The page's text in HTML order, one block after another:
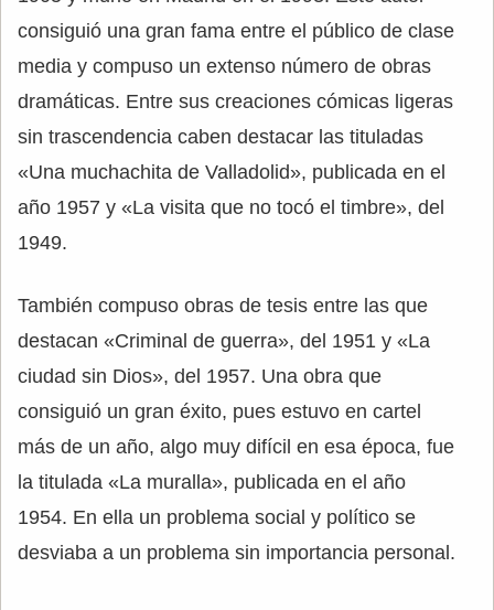
consiguió una gran fama entre el público de clase
media y compuso un extenso número de obras
dramáticas. Entre sus creaciones cómicas ligeras
sin trascendencia caben destacar las tituladas
«Una muchachita de Valladolid», publicada en el
año 1957 y «La visita que no tocó el timbre», del
1949.
También compuso obras de tesis entre las que
destacan «Criminal de guerra», del 1951 y «La
ciudad sin Dios», del 1957. Una obra que
consiguió un gran éxito, pues estuvo en cartel
más de un año, algo muy difícil en esa época, fue
la titulada «La muralla», publicada en el año
1954. En ella un problema social y político se
desviaba a un problema sin importancia personal.